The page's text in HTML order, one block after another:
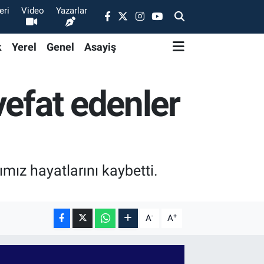
Video Yazarlar
Yerel Genel Asayiş
edenler
hayatlarını kaybetti.
A- A+